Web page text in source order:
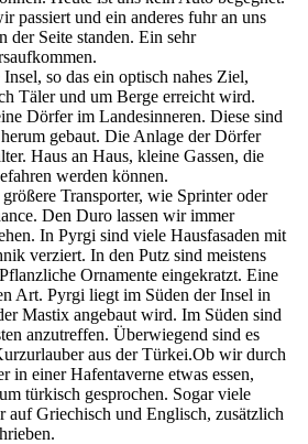
passiert und ein anderes fuhr an uns
der Seite standen. Ein sehr
so das ein optisch nahes Ziel,
Täler und um Berge erreicht wird.
Dörfer im Landesinneren. Diese sind
gebaut. Die Anlage der Dörfer
Haus an Haus, kleine Gassen, die
werden können.
Transporter, wie Sprinter oder
Den Duro lassen wir immer
In Pyrgi sind viele Hausfasaden mit
verziert. In den Putz sind meistens
Ornamente eingekratzt. Eine
Art. Pyrgi liegt im Süden der Insel in
Mastix angebaut wird. Im Süden sind
anzutreffen. Überwiegend sind es
aus der Türkei.Ob wir durch
in einer Hafentaverne etwas essen,
türkisch gesprochen. Sogar viele
auf Griechisch und Englisch, zusätzlich